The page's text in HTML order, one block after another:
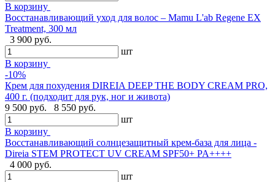
В корзину
Восстанавливающий уход для волос – Mamu L'ab Regene EX
Treatment, 300 мл
3 900 руб.
шт
В корзину
-10%
Крем для похудения DIREIA DEEP THE BODY CREAM PRO,
400 г. (подходит для рук, ног и живота)
9 500 руб.
8 550 руб.
шт
В корзину
Восстанавливающий солнцезащитный крем-база для лица -
Direia STEM PROTECT UV CREAM SPF50+ PA++++
4 000 руб.
шт